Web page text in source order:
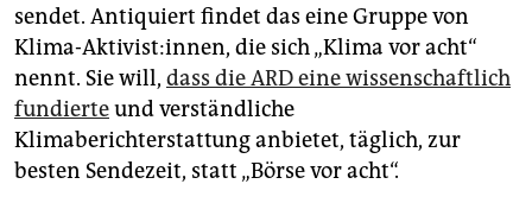
sendet. Antiquiert findet das eine Gruppe von
Klima-Aktivist:innen, die sich „Klima vor acht“
nennt. Sie will, dass die ARD eine wissenschaftlich
fundierteund verständliche
Klimaberichterstattung anbietet, täglich, zur
besten Sendezeit, statt „Börse vor acht“.